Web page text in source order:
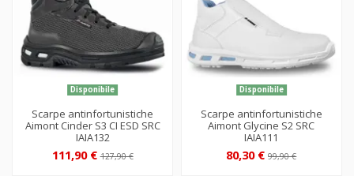
Disponibile
Scarpe antinfortunistiche
Aimont Cinder S3 CI ESD SRC
IAIA132
111,90 €127,90 €
Disponibile
Scarpe antinfortunistiche
Aimont Glycine S2 SRC
IAIA111
80,30 €99,90 €